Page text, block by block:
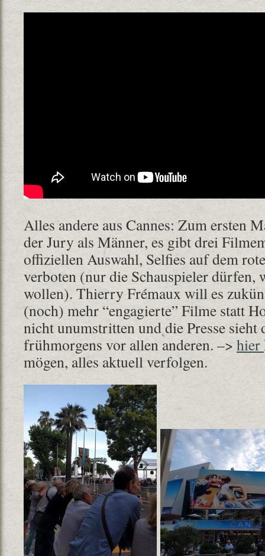
Alles andere aus Cannes: Zum ersten
der Jury als Männer, es gibt drei
offiziellen Auswahl, Selfies auf dem
verboten (nur die Schauspieler dürfen,
wollen). Thierry Frémaux will es
(noch) mehr “engagierte” Filme statt
nicht unumstritten und die Presse
frühmorgens vor allen anderen. –> hier
mögen, alles aktuell verfolgen.